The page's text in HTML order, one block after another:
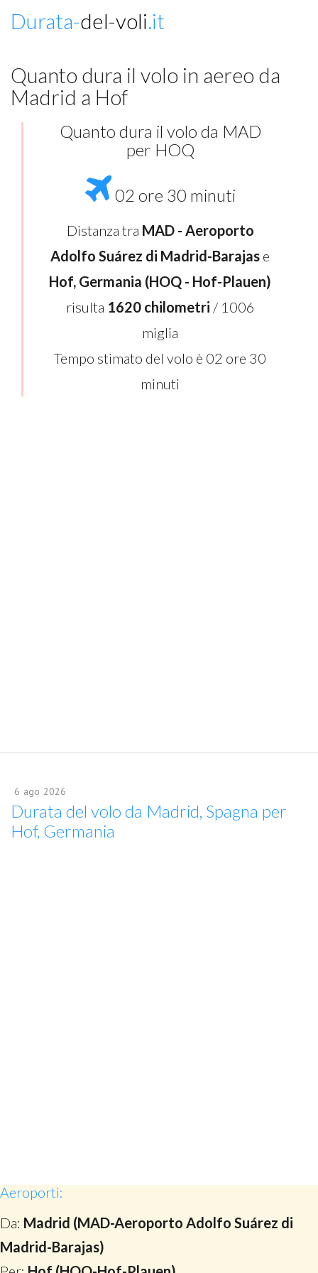
Durata-del-voli.it
Quanto dura il volo in aereo da
Madrid a Hof
Quanto dura il volo da MAD
per HOQ
02 ore 30 minuti
Distanza tra MAD - Aeroporto
Adolfo Suárez di Madrid-Barajas e
Hof, Germania (HOQ - Hof-Plauen)
risulta 1620 chilometri / 1006
miglia
Tempo stimato del volo è 02 ore 30
minuti
6 ago 2026
Durata del volo da Madrid, Spagna per
Hof, Germania
Aeroporti:
Da: Madrid (MAD-Aeroporto Adolfo Suárez di
Madrid-Barajas)